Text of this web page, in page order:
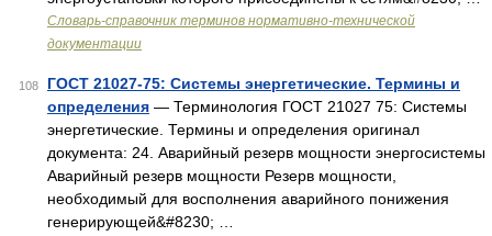
Словарь-справочник терминов нормативно-технической
документации
108
ГОСТ 21027-75: Системы энергетические. Термины и
определения — Терминология ГОСТ 21027 75: Системы
энергетические. Термины и определения оригинал
документа: 24. Аварийный резерв мощности энергосистемы
Аварийный резерв мощности Резерв мощности,
необходимый для восполнения аварийного понижения
генерирующей&#8230; …